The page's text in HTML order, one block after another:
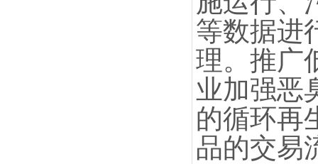
等数据进
理。推广
业加强恶
的循环再
品的交易